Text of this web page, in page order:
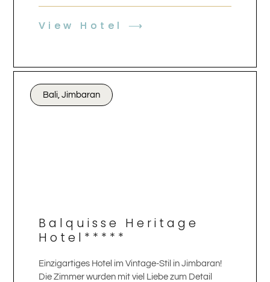
View Hotel ⟶
Balquisse Heritage
Hotel*****
Einzigartiges Hotel im Vintage-Stil in Jimbaran!
Die Zimmer wurden mit viel Liebe zum Detail
Bali, Jimbaran